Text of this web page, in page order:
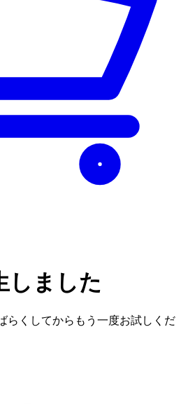
しました
らくしてからもう一度お試しくだ